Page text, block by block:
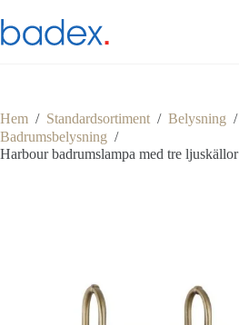
till
innehåll
Hem / Standardsortiment / Belysning /
Badrumsbelysning /
Harbour badrumslampa med tre ljuskällor